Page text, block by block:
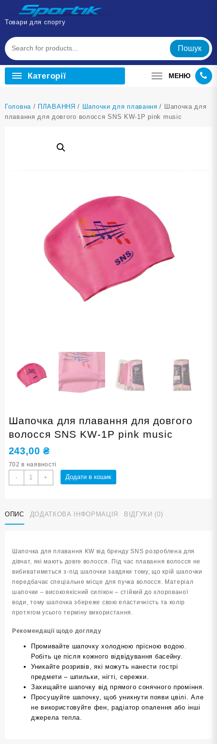
Перейти
вмісту
Товари для спорту
Пошук
Категорії МЕНЮ
Головна / ПЛАВАННЯ / Шапочки для плавання / Шапочка для
плавання для довгого волосся SNS KW-1Р pink music
Шапочка для плавання для довгого
волосся SNS KW-1Р pink music
243,00₴
702 в наявності
-
Шапочка
для
довгого
волосся
pink
кількість
+ Додати в кошик
ОПИС ДОДАТКОВА ІНФОРМАЦІЯ ВІДГУКИ (0)
Шапочка для плавання KW від бренду SNS розроблена для
дівчат, які мають довге волосся. Під час плавання волосся не
вибиватиметься з-під шапочки завдяки тому, що крій шапочки
передбачає спеціальне місце для пучка волосся. Матеріал
шапочки – високоякісний силікон – стійкий до хлорованої
води, тому шапочка збереже свою еластичність та колір
протягом усього терміну використання.
Рекомендації щодо догляду
Промивайте шапочку холодною прісною водою.
Робіть це після кожного відвідування басейну.
Уникайте розривів, які можуть нанести гострі
предмети – шпильки, нігті, сережки.
Захищайте шапочку від прямого сонячного проміння.
Просушуйте шапочку, щоб уникнути появи цвілі. Але
не використовуйте фен, радіатор опалення або інші
джерела тепла.